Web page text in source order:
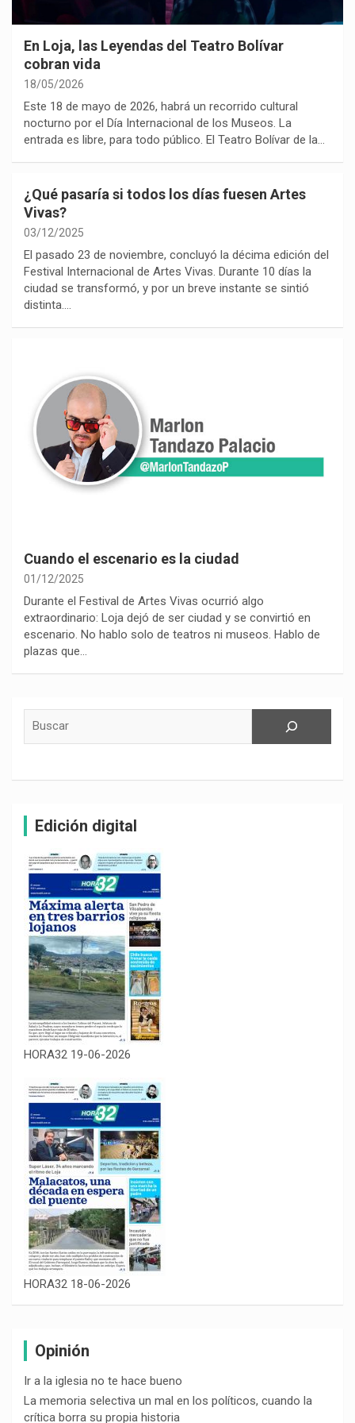
En Loja, las Leyendas del Teatro Bolívar
cobran vida
18/05/2026
Este 18 de mayo de 2026, habrá un recorrido cultural
nocturno por el Día Internacional de los Museos. La
entrada es libre, para todo público. El Teatro Bolívar de la…
¿Qué pasaría si todos los días fuesen Artes
Vivas?
03/12/2025
El pasado 23 de noviembre, concluyó la décima edición del
Festival Internacional de Artes Vivas. Durante 10 días la
ciudad se transformó, y por un breve instante se sintió
distinta.…
Cuando el escenario es la ciudad
01/12/2025
Durante el Festival de Artes Vivas ocurrió algo
extraordinario: Loja dejó de ser ciudad y se convirtió en
escenario. No hablo solo de teatros ni museos. Hablo de
plazas que…
Edición digital
HORA32 19-06-2026
HORA32 18-06-2026
Opinión
Ir a la iglesia no te hace bueno
La memoria selectiva un mal en los políticos, cuando la
crítica borra su propia historia